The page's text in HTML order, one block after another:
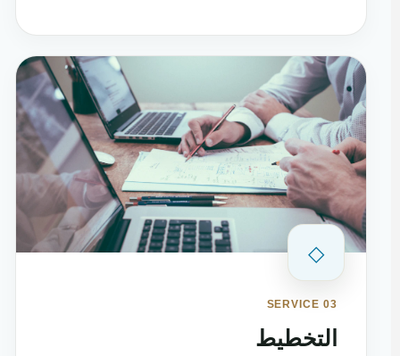
◇
SERVICE 03
التخطيط